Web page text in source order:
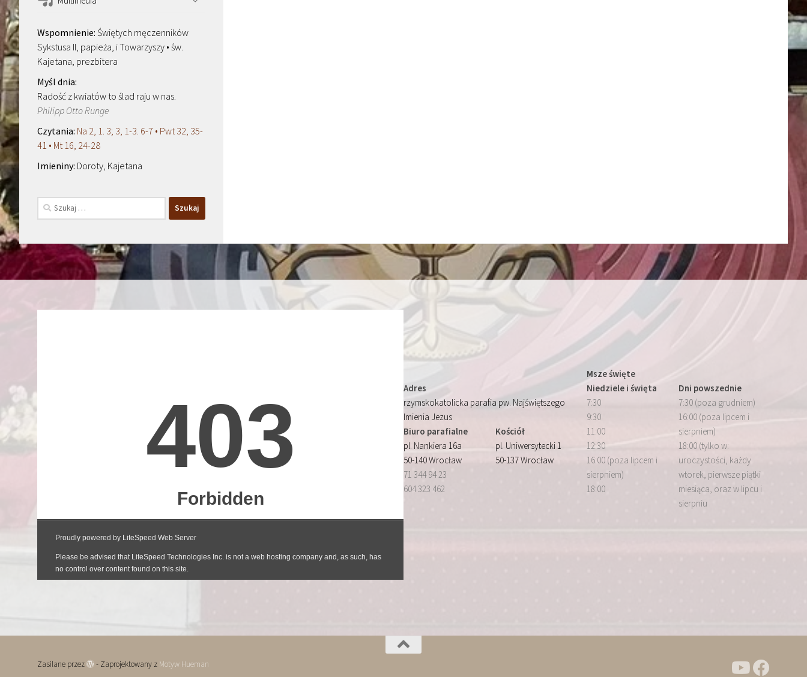
Świętych męczenników
Sykstusa II, papieża, i Towarzyszy • św.
Kajetana, prezbitera
Radość z kwiatów to ślad raju w nas.
Philipp Otto Runge
Na 2, 1. 3; 3, 1-3. 6-7 • Pwt 32, 35-
41 • Mt 16, 24-28
Doroty, Kajetana
Szukaj:
Adres
rzymskokatolicka parafia pw. Najświętszego
Imienia Jezus
Biuro parafialne
pl. Nankiera 16a
50-140 Wrocław
71 344 94 23
604 323 462
Kościół
pl. Uniwersytecki 1
50-137 Wrocław
Msze święte
Niedziele i święta
7:30
9:30
11:00
12:30
16:00 (poza lipcem i
sierpniem)
18:00
Dni powszednie
7:30 (poza grudniem)
16:00 (poza lipcem i
sierpniem)
18:00 (tylko w:
uroczystości, każdy
wtorek, pierwsze piątki
miesiąca, oraz w lipcu i
sierpniu
Zasilane przez - Zaprojektowany z Motyw Hueman